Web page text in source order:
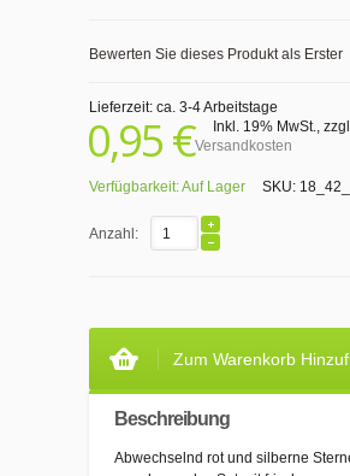
Bewerten Sie dieses Produkt als Erster
Lieferzeit: ca. 3-4 Arbeitstage
0,95 € Inkl. 19% MwSt.,
Versandkosten
Verfügbarkeit:Auf Lager SKU:
Anzahl:
Zum Warenkorb
Beschreibung
Abwechselnd rot und silberne